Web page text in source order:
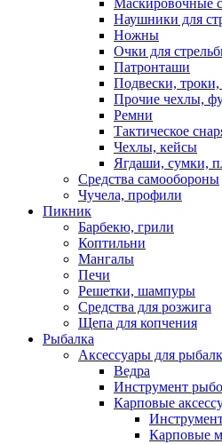
Маскировочные
Наушники для
Ножны
Очки для
Патронташи
Подвески,
Прочие чехлы,
Ремни
Тактическое
Чехлы, кейсы
Ягдаши, сумки,
Средства самообороны
Чучела, профили
Пикник
Барбекю, грили
Коптильни
Мангалы
Печи
Решетки, шампуры
Средства для розжига
Щепа для копчения
Рыбалка
Аксессуары для
Ведра
Инструмент
Карповые
Карповые